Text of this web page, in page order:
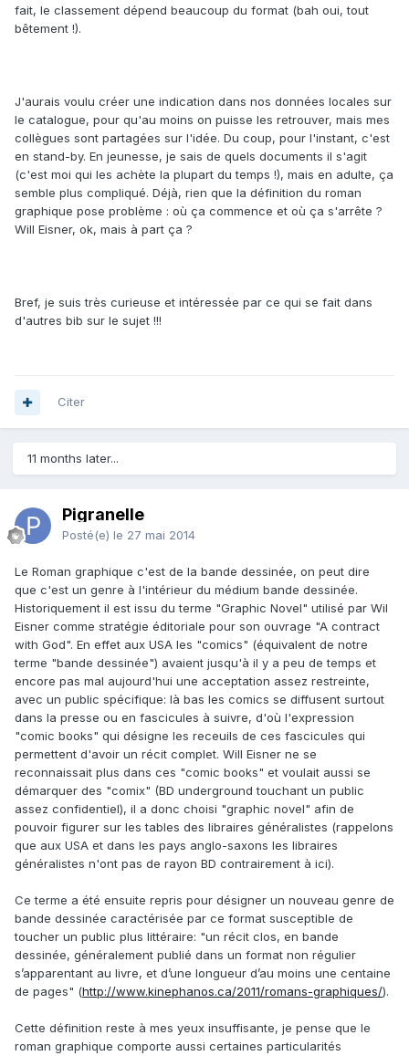
fait, le classement dépend beaucoup du format (bah oui, tout
bêtement !).
J'aurais voulu créer une indication dans nos données locales sur
le catalogue, pour qu'au moins on puisse les retrouver, mais mes
collègues sont partagées sur l'idée. Du coup, pour l'instant, c'est
en stand-by. En jeunesse, je sais de quels documents il s'agit
(c'est moi qui les achète la plupart du temps !), mais en adulte, ça
semble plus compliqué. Déjà, rien que la définition du roman
graphique pose problème : où ça commence et où ça s'arrête ?
Will Eisner, ok, mais à part ça ?
Bref, je suis très curieuse et intéressée par ce qui se fait dans
d'autres bib sur le sujet !!!
Citer
11 months later...
Pigranelle
Posté(e) le 27 mai 2014
Le Roman graphique c'est de la bande dessinée, on peut dire
que c'est un genre à l'intérieur du médium bande dessinée.
Historiquement il est issu du terme "Graphic Novel" utilisé par Wil
Eisner comme stratégie éditoriale pour son ouvrage "A contract
with God". En effet aux USA les "comics" (équivalent de notre
terme "bande dessinée") avaient jusqu'à il y a peu de temps et
encore pas mal aujourd'hui une acceptation assez restreinte,
avec un public spécifique: là bas les comics se diffusent surtout
dans la presse ou en fascicules à suivre, d'où l'expression
"comic books" qui désigne les receuils de ces fascicules qui
permettent d'avoir un récit complet. Will Eisner ne se
reconnaissait plus dans ces "comic books" et voulait aussi se
démarquer des "comix" (BD underground touchant un public
assez confidentiel), il a donc choisi "graphic novel" afin de
pouvoir figurer sur les tables des libraires généralistes (rappelons
que aux USA et dans les pays anglo-saxons les libraires
généralistes n'ont pas de rayon BD contrairement à ici).
Ce terme a été ensuite repris pour désigner un nouveau genre de
bande dessinée caractérisée par ce format susceptible de
toucher un public plus littéraire: "un récit clos, en bande
dessinée, généralement publié dans un format non régulier
s’apparentant au livre, et d’une longueur d’au moins une centaine
de pages" (http://www.kinephanos.ca/2011/romans-graphiques/).
Cette définition reste à mes yeux insuffisante, je pense que le
roman graphique comporte aussi certaines particularités